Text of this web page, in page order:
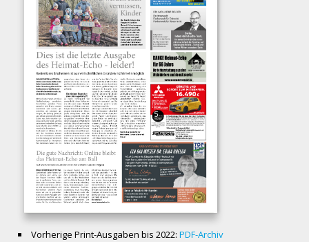
Vorherige Print-Ausgaben bis 2022: PDF-Archiv